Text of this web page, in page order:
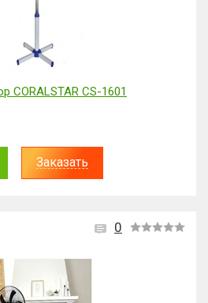
CORALSTAR CS-1601
Заказать
0